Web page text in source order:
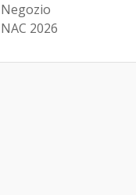
Negozio
NAC 2026